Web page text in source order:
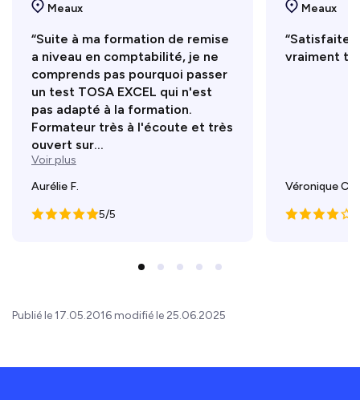
Meaux
“Suite à ma formation de remise
a niveau en comptabilité, je ne
comprends pas pourquoi passer
un test TOSA EXCEL qui n'est
pas adapté à la formation.
Formateur très à l'écoute et très
ouvert sur...
Voir plus
Aurélie F.
5/5
Meaux
“Satisfaite
vraiment
Véronique C.
Publié le 17.05.2016 modifié le 25.06.2025